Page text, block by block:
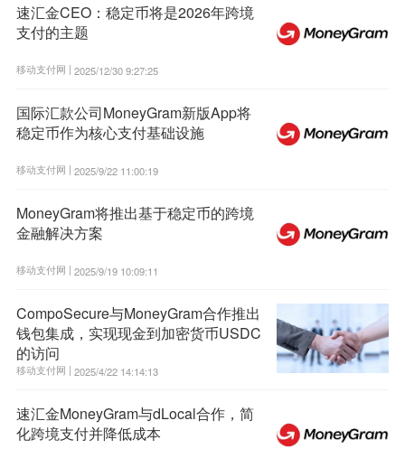
速汇金CEO：稳定币将是2026年跨境
支付的主题
移动支付网 | 2025/12/30 9:27:25
国际汇款公司MoneyGram新版App将
稳定币作为核心支付基础设施
移动支付网 | 2025/9/22 11:00:19
MoneyGram将推出基于稳定币的跨境
金融解决方案
移动支付网 | 2025/9/19 10:09:11
CompoSecure与MoneyGram合作推出
钱包集成，实现现金到加密货币USDC
的访问
移动支付网 | 2025/4/22 14:14:13
速汇金MoneyGram与dLocal合作，简
化跨境支付并降低成本